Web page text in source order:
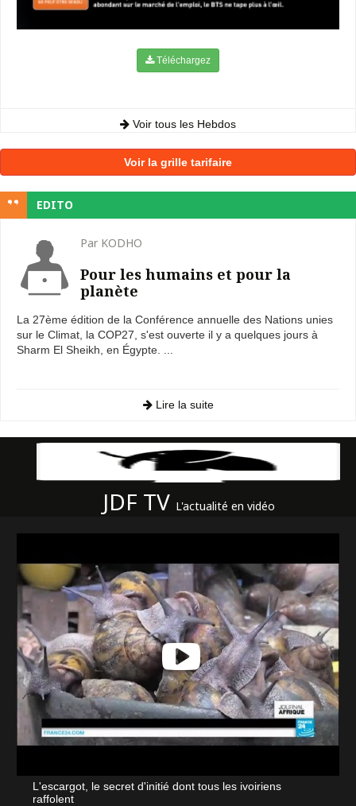
Téléchargez
Voir tous les Hebdos
Voir la grille tarifaire
EDITO
Par KODHO
Pour les humains et pour la
planète
La 27ème édition de la Conférence annuelle des Nations unies
sur le Climat, la COP27, s'est ouverte il y a quelques jours à
Sharm El Sheikh, en Égypte. ...
Lire la suite
JDF TV L'actualité en vidéo
L'escargot, le secret d'initié dont tous les ivoiriens
raffolent